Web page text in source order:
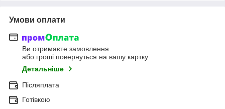
Умови оплати
Ви отримаєте замовлення
або гроші повернуться на вашу картку
Детальніше
Післяплата
Готівкою